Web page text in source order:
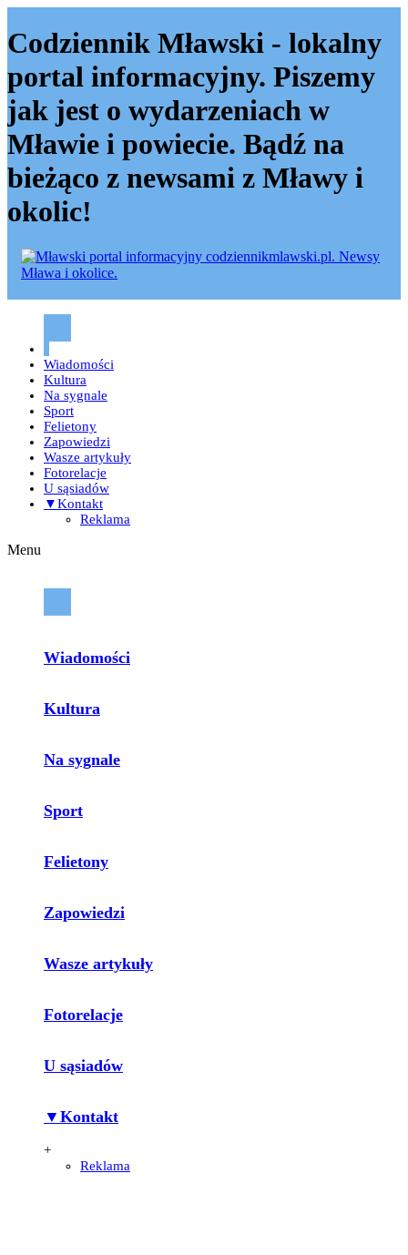
Codziennik Mławski - lokalny
portal informacyjny. Piszemy
jak jest o wydarzeniach w
Mławie i powiecie. Bądź na
bieżąco z newsami z Mławy i
okolic!
Codziennik mławski – Mława
Wiadomości
Kultura
Na sygnale
Sport
Felietony
Zapowiedzi
Wasze artykuły
Fotorelacje
U sąsiadów
▼Kontakt
Reklama
Menu
Wiadomości
Kultura
Na sygnale
Sport
Felietony
Zapowiedzi
Wasze artykuły
Fotorelacje
U sąsiadów
▼Kontakt
+
Reklama